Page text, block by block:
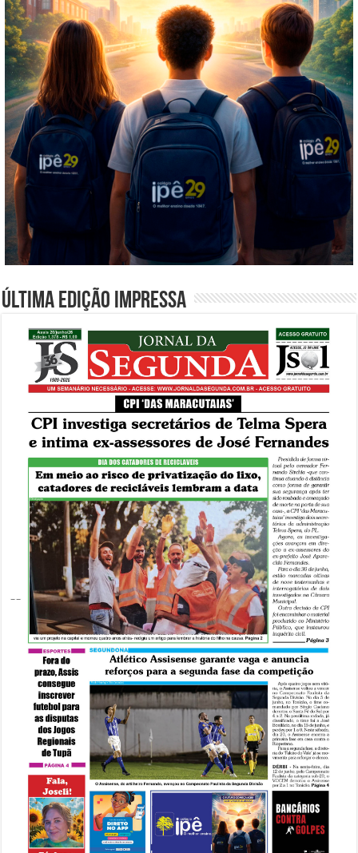
Última edição impressa